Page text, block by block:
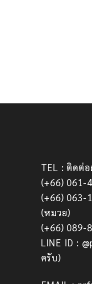
TEL : ติดต่
(+66) 061-
(+66)
(หมวย)
(+66) 089-
LINE ID :
ครับ)